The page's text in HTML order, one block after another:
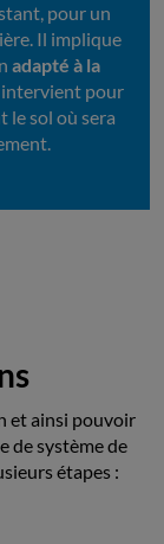
pour un
Il implique
adapté à la
pour
le sol où sera
et ainsi pouvoir
de système de
étapes :